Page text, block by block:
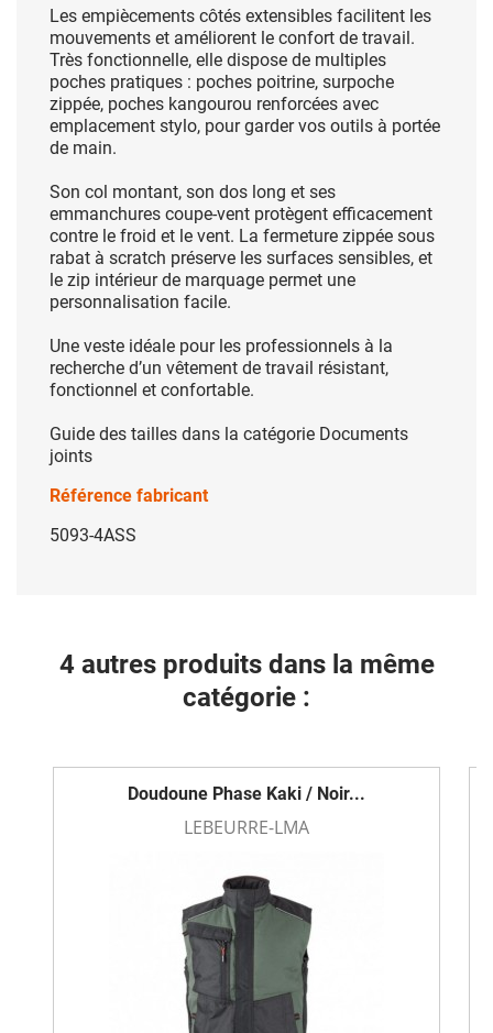
Les empiècements côtés extensibles facilitent les
mouvements et améliorent le confort de travail.
Très fonctionnelle, elle dispose de multiples
poches pratiques : poches poitrine, surpoche
zippée, poches kangourou renforcées avec
emplacement stylo, pour garder vos outils à portée
de main.
Son col montant, son dos long et ses
emmanchures coupe-vent protègent efficacement
contre le froid et le vent. La fermeture zippée sous
rabat à scratch préserve les surfaces sensibles, et
le zip intérieur de marquage permet une
personnalisation facile.
Une veste idéale pour les professionnels à la
recherche d’un vêtement de travail résistant,
fonctionnel et confortable.
Guide des tailles dans la catégorie Documents
joints
Référence fabricant
5093-4ASS
4 autres produits dans la même
catégorie :
Doudoune Phase Kaki / Noir...
LEBEURRE-LMA